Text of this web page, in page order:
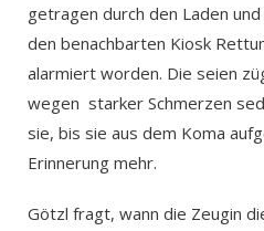
getragen durch den Laden
den benachbarten Kiosk
alarmiert worden. Die seien
wegen starker Schmerzen
sie, bis sie aus dem Koma
Erinnerung mehr.
Götzl fragt, wann die Zeugin